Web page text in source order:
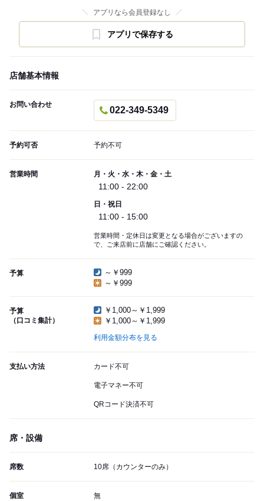
アプリなら会員登録なし
アプリで保存する
店舗基本情報
お問い合わせ
022-349-5349
予約可否 予約不可
営業時間 月・火・水・木・金・土
11:00 - 22:00
日・祝日
11:00 - 15:00
営業時間・定休日は変更となる場合がございますの
で、ご来店前に店舗にご確認ください。
予算
～￥999
～￥999
予算
（口コミ集計）
￥1,000～￥1,999
￥1,000～￥1,999
利用金額分布を見る
支払い方法 カード不可
電子マネー不可
QRコード決済不可
席・設備
席数 10席（カウンターのみ）
個室 無